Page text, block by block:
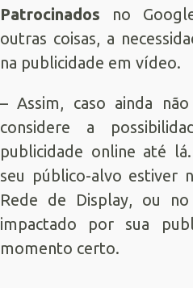
Patrocinados no
outras coisas, a
na publicidade em vídeo.
– Assim, caso ainda não
considere a
publicidade online até
seu público-alvo estiver
Rede de Display, ou
impactado por sua
momento certo.